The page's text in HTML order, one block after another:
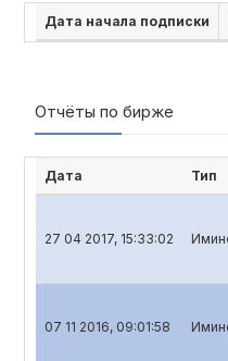
Дата начала подписки
Отчёты по бирже
Дата Тип
27 04 2017, 15:33:02
07 11 2016, 09:01:58